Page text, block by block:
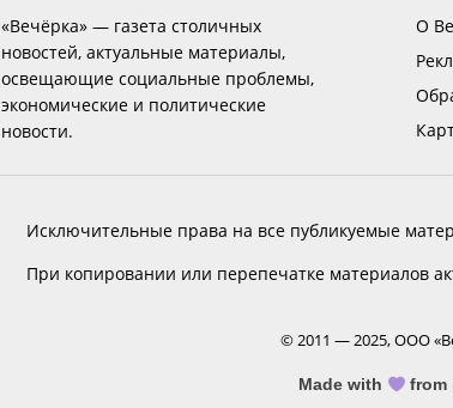
«Вечёрка» — газета столичных
новостей, актуальные материалы,
освещающие социальные проблемы,
экономические и политические
новости.
О
Исключительные права на все публикуемые
При копировании или перепечатке материалов
© 2011 — 2025, ООО
Made with from